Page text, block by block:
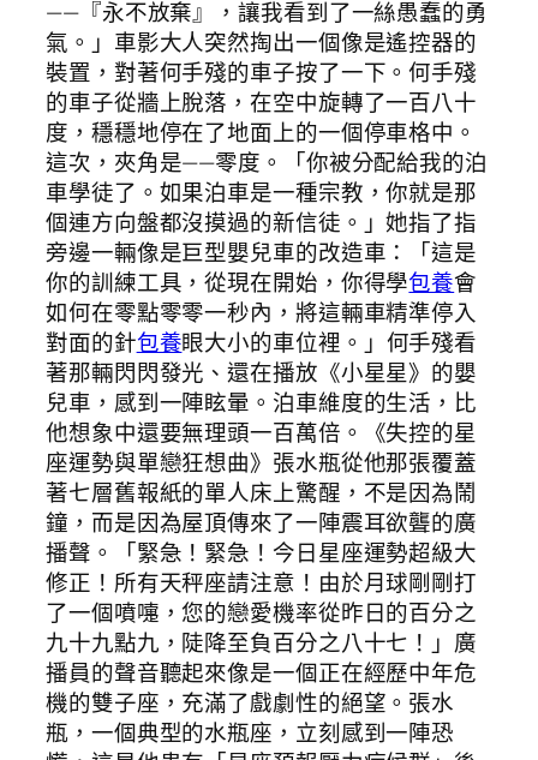
——『永不放棄』，讓我看到了一絲愚蠢的勇
氣。」車影大人突然掏出一個像是遙控器的
裝置，對著何手殘的車子按了一下。何手殘
的車子從牆上脫落，在空中旋轉了一百八十
度，穩穩地停在了地面上的一個停車格中。
這次，夾角是——零度。「你被分配給我的泊
車學徒了。如果泊車是一種宗教，你就是那
個連方向盤都沒摸過的新信徒。」她指了指
旁邊一輛像是巨型嬰兒車的改造車：「這是
你的訓練工具，從現在開始，你得學包養會
如何在零點零零一秒內，將這輛車精準停入
對面的針包養眼大小的車位裡。」何手殘看
著那輛閃閃發光、還在播放《小星星》的嬰
兒車，感到一陣眩暈。泊車維度的生活，比
他想象中還要無理頭一百萬倍。《失控的星
座運勢與單戀狂想曲》張水瓶從他那張覆蓋
著七層舊報紙的單人床上驚醒，不是因為鬧
鐘，而是因為屋頂傳來了一陣震耳欲聾的廣
播聲。「緊急！緊急！今日星座運勢超級大
修正！所有天秤座請注意！由於月球剛剛打
了一個噴嚏，您的戀愛機率從昨日的百分之
九十九點九，陡降至負百分之八十七！」廣
播員的聲音聽起來像是一個正在經歷中年危
機的雙子座，充滿了戲劇性的絕望。張水
瓶，一個典型的水瓶座，立刻感到一陣恐